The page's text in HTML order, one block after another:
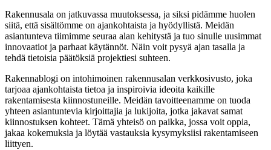
Rakennusala on jatkuvassa muutoksessa, ja siksi pidämme huolen
siitä, että sisältömme on ajankohtaista ja hyödyllistä. Meidän
asiantunteva tiimimme seuraa alan kehitystä ja tuo sinulle uusimmat
innovaatiot ja parhaat käytännöt. Näin voit pysyä ajan tasalla ja
tehdä tietoisia päätöksiä projektiesi suhteen.
Rakennablogi on intohimoinen rakennusalan verkkosivusto, joka
tarjoaa ajankohtaista tietoa ja inspiroivia ideoita kaikille
rakentamisesta kiinnostuneille. Meidän tavoitteenamme on tuoda
yhteen asiantuntevia kirjoittajia ja lukijoita, jotka jakavat samat
kiinnostuksen kohteet. Tämä yhteisö on paikka, jossa voit oppia,
jakaa kokemuksia ja löytää vastauksia kysymyksiisi rakentamiseen
liittyen.